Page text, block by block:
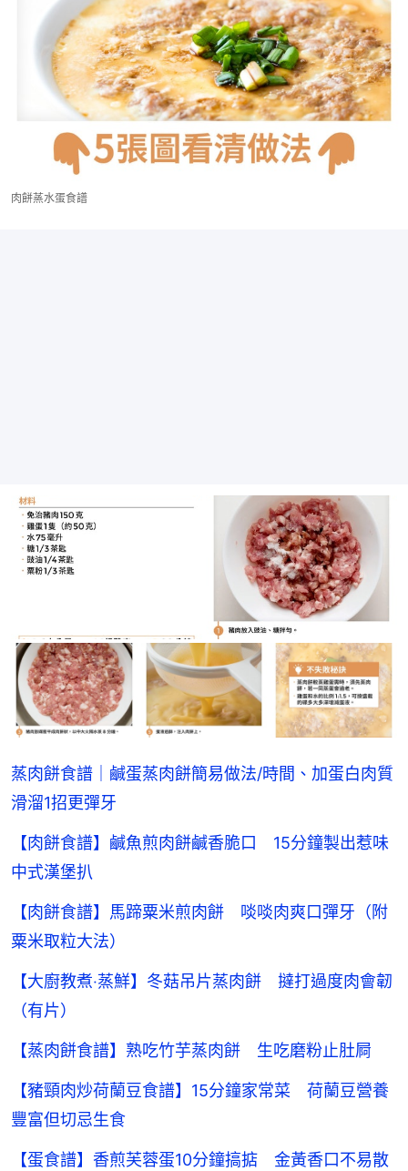
肉餅蒸水蛋食譜
蒸肉餅食譜｜鹹蛋蒸肉餅簡易做法/時間、加蛋白肉質
滑溜1招更彈牙
【肉餅食譜】鹹魚煎肉餅鹹香脆口 15分鐘製出惹味
中式漢堡扒
【肉餅食譜】馬蹄粟米煎肉餅 啖啖肉爽口彈牙（附
粟米取粒大法）
【大廚教煮‧蒸鮮】冬菇吊片蒸肉餅 撻打過度肉會韌
（有片）
【蒸肉餅食譜】熟吃竹芋蒸肉餅 生吃磨粉止肚屙
【豬頸肉炒荷蘭豆食譜】15分鐘家常菜 荷蘭豆營養
豐富但切忌生食
【蛋食譜】香煎芙蓉蛋10分鐘搞掂 金黃香口不易散